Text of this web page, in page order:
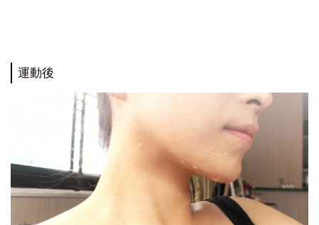
運動後